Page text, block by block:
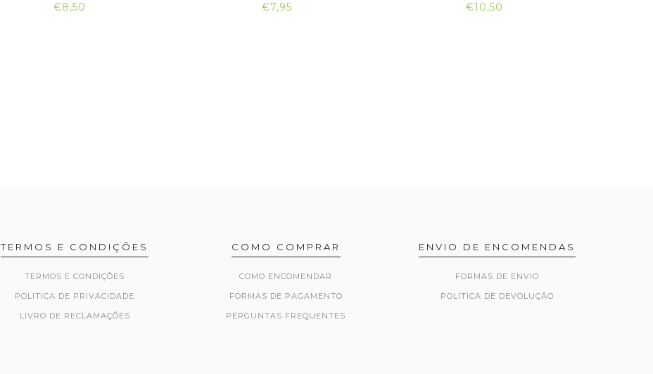
€8,50 €7,95 €10,50
TERMOS E CONDIÇÕES
TERMOS E CONDIÇÕES
POLITICA DE PRIVACIDADE
LIVRO DE RECLAMAÇÕES
COMO COMPRAR
COMO ENCOMENDAR
FORMAS DE PAGAMENTO
PERGUNTAS FREQUENTES
ENVIO DE ENCOMENDAS
FORMAS DE ENVIO
POLÍTICA DE DEVOLUÇÃO